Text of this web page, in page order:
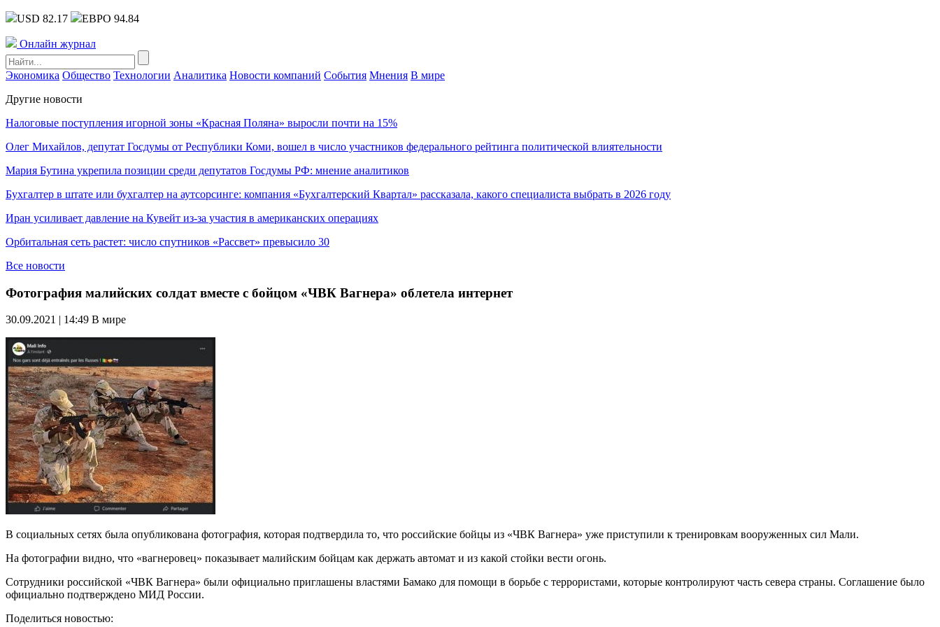
USD 82.17 ЕВРО 94.84
Онлайн журнал
Экономика Общество Технологии Аналитика Новости компаний События Мнения В мире
Другие новости
Налоговые поступления игорной зоны «Красная Поляна» выросли почти на 15%
Олег Михайлов, депутат Госдумы от Республики Коми, вошел в число участников федерального рейтинга политической влиятельности
Мария Бутина укрепила позиции среди депутатов Госдумы РФ: мнение аналитиков
Бухгалтер в штате или бухгалтер на аутсорсинге: компания «Бухгалтерский Квартал» рассказала, какого специалиста выбрать в 2026 году
Иран усиливает давление на Кувейт из-за участия в американских операциях
Орбитальная сеть растет: число спутников «Рассвет» превысило 30
Все новости
Фотография малийских солдат вместе с бойцом «ЧВК Вагнера» облетела интернет
30.09.2021 | 14:49 В мире
В социальных сетях была опубликована фотография, которая подтвердила то, что российские бойцы из «ЧВК Вагнера» уже приступили к тренировкам вооруженных сил Мали.
На фотографии видно, что «вагнеровец» показывает малийским бойцам как держать автомат и из какой стойки вести огонь.
Сотрудники российской «ЧВК Вагнера» были официально приглашены властями Бамако для помощи в борьбе с террористами, которые контролируют часть севера страны. Соглашение было
официально подтверждено МИД России.
Поделиться новостью: